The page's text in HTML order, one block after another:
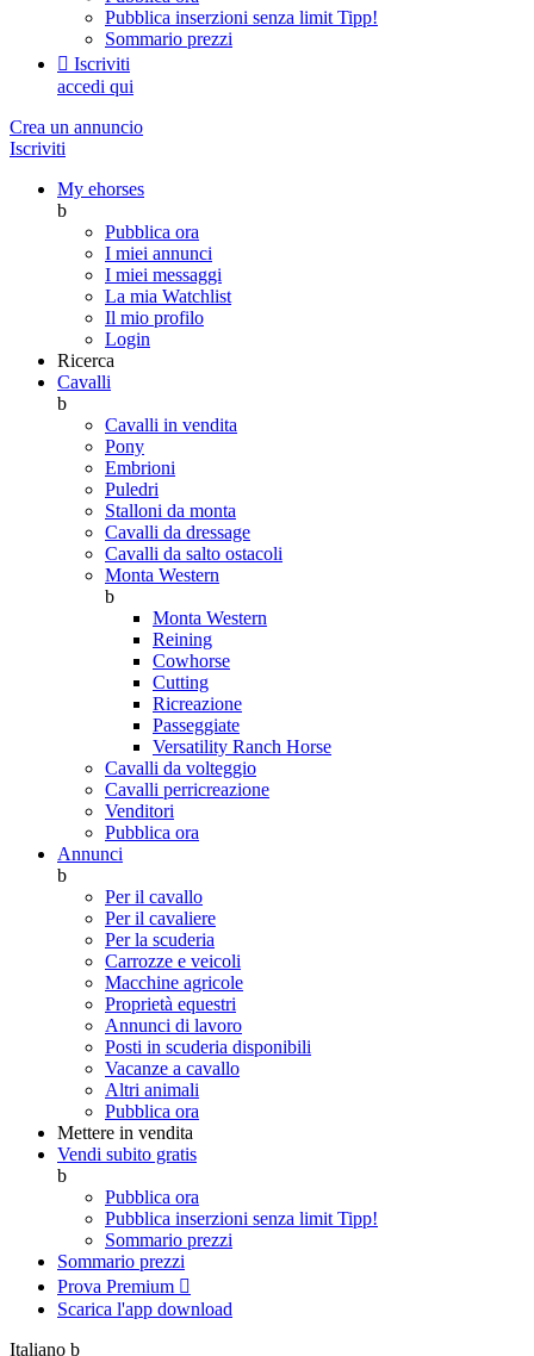
Pubblica inserzioni senza limit Tipp!
Sommario prezzi
 Iscriviti
accedi qui
Crea un annuncio
Iscriviti
My ehorses
b
Pubblica ora
I miei annunci
I miei messaggi
La mia Watchlist
Il mio profilo
Login
Ricerca
Cavalli
b
Cavalli in vendita
Pony
Embrioni
Puledri
Stalloni da monta
Cavalli da dressage
Cavalli da salto ostacoli
Monta Western
b
Monta Western
Reining
Cowhorse
Cutting
Ricreazione
Passeggiate
Versatility Ranch Horse
Cavalli da volteggio
Cavalli perricreazione
Venditori
Pubblica ora
Annunci
b
Per il cavallo
Per il cavaliere
Per la scuderia
Carrozze e veicoli
Macchine agricole
Proprietà equestri
Annunci di lavoro
Posti in scuderia disponibili
Vacanze a cavallo
Altri animali
Pubblica ora
Mettere in vendita
Vendi subito gratis
b
Pubblica ora
Pubblica inserzioni senza limit Tipp!
Sommario prezzi
Sommario prezzi
Prova Premium 
Scarica l'app download
Italiano b